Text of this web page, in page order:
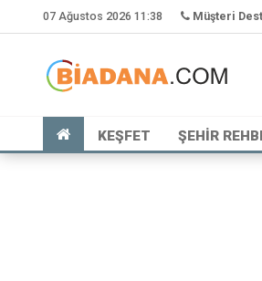
07 Ağustos 2026 11:38 Müşteri
KEŞFET ŞEHİR